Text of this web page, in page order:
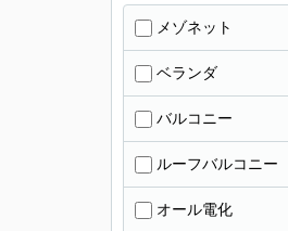
メゾネット
ベランダ
バルコニー
ルーフバルコニー
オール電化